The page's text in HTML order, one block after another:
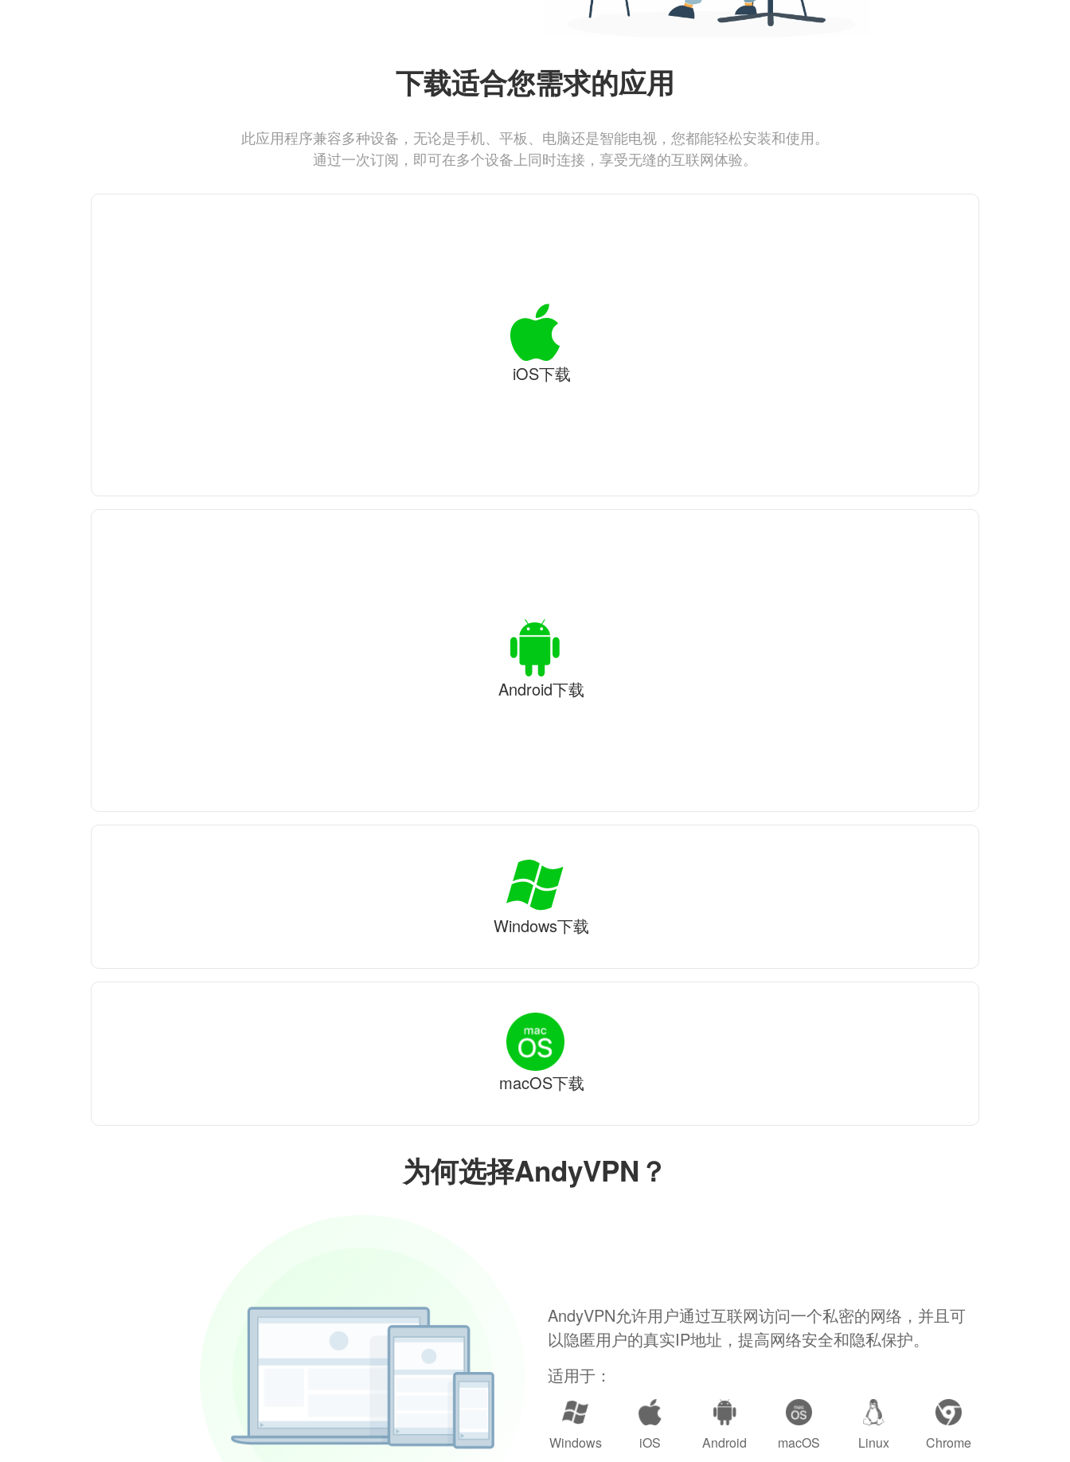
为何选择AndyVPN？
AndyVPN允许用户通过互联网访问一个私密的网络，并且可
以隐匿用户的真实IP地址，提高网络安全和隐私保护。
适用于：
Windows iOS Android macOS Linux Chrome
下载适合您需求的应用
此应用程序兼容多种设备，无论是手机、平板、电脑还是智能电视，您都能轻松安装和使用。
通过一次订阅，即可在多个设备上同时连接，享受无缝的互联网体验。
iOS下载
Android下载
Windows下载
macOS下载